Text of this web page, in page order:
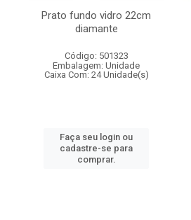
Prato fundo vidro 22cm
diamante
Código: 501323
Embalagem: Unidade
Caixa Com: 24 Unidade(s)
Faça seu login ou
cadastre-se para
comprar.